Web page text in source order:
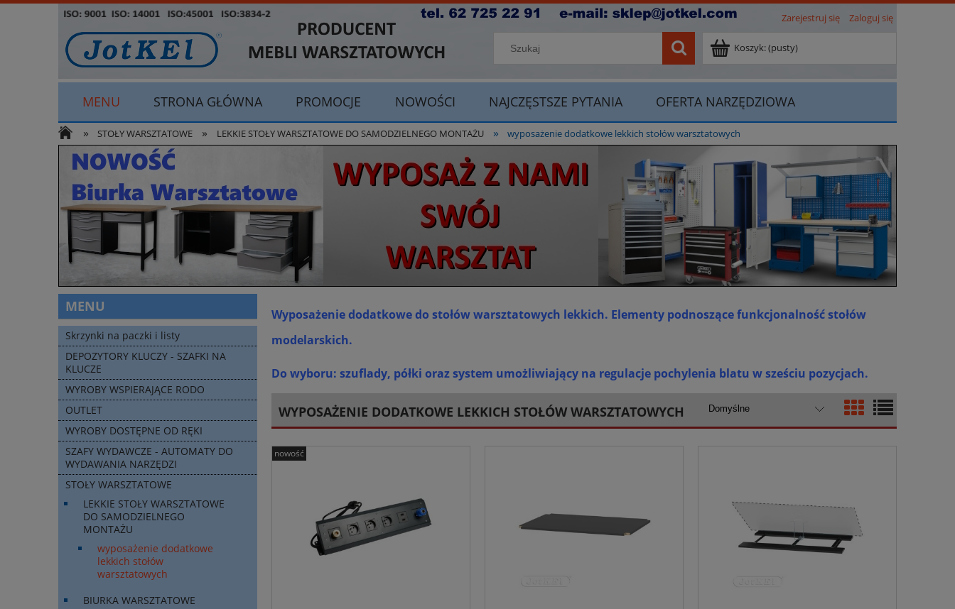
Zarejestruj się Zaloguj się
Koszyk:(pusty)
MENU STRONA GŁÓWNA PROMOCJE NOWOŚCI NAJCZĘSTSZE PYTANIA
OFERTA NARZĘDZIOWA
ODSTĄP OD UMOWY TUTAJ
» STOŁY WARSZTATOWE » LEKKIE STOŁY WARSZTATOWE DO SAMODZIELNEGO MONTAŻU » wyposażenie dodatkowe lekkich stołów warsztatowych
MENU
Skrzynki na paczki i listy
DEPOZYTORY KLUCZY - SZAFKI NA
KLUCZE
WYROBY WSPIERAJĄCE RODO
OUTLET
WYROBY DOSTĘPNE OD RĘKI
SZAFY WYDAWCZE - AUTOMATY DO
WYDAWANIA NARZĘDZI
STOŁY WARSZTATOWE
LEKKIE STOŁY WARSZTATOWE
DO SAMODZIELNEGO
MONTAŻU
wyposażenie dodatkowe
lekkich stołów
warsztatowych
BIURKA WARSZTATOWE
Wyposażenie dodatkowe do stołów warsztatowych lekkich. Elementy podnoszące funkcjonalność stołów
modelarskich.
Do wyboru: szuflady, półki oraz system umożliwiający na regulacje pochylenia blatu w sześciu pozycjach.
WYPOSAŻENIE DODATKOWE LEKKICH STOŁÓW WARSZTATOWYCH
nowość